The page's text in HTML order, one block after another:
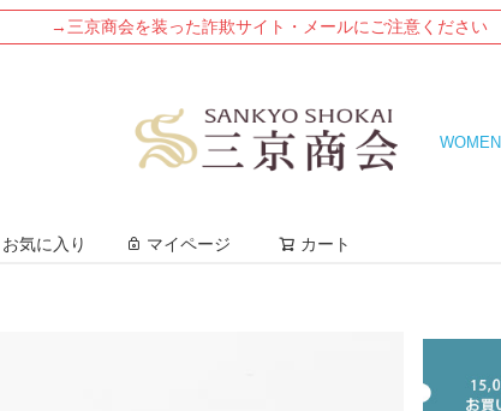
→三京商会を装った詐欺サイト・メールにご注意ください
WOMEN
お気に入り マイページ カート